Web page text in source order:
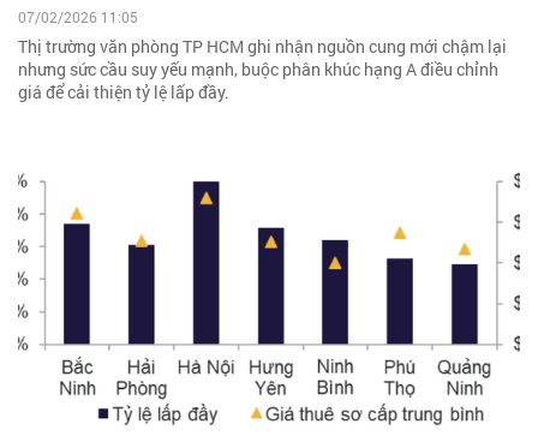
07/02/2026 11:05
Thị trường văn phòng TP HCM ghi nhận nguồn cung mới chậm lại
nhưng sức cầu suy yếu mạnh, buộc phân khúc hạng A điều chỉnh
giá để cải thiện tỷ lệ lấp đầy.